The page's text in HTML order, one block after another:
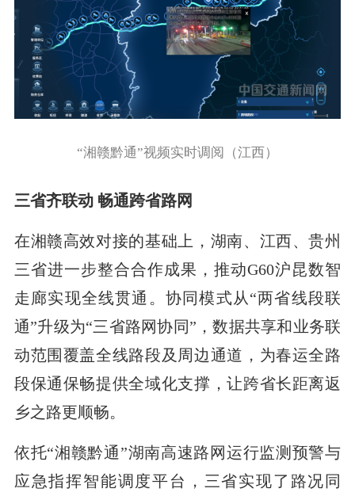
“湘赣黔通”视频实时调阅（江西）
三省齐联动 畅通跨省路网
在湘赣高效对接的基础上，湖南、江西、贵州
三省进一步整合合作成果，推动G60沪昆数智
走廊实现全线贯通。协同模式从“两省线段联
通”升级为“三省路网协同”，数据共享和业务联
动范围覆盖全线路段及周边通道，为春运全路
段保通保畅提供全域化支撑，让跨省长距离返
乡之路更顺畅。
依托“湘赣黔通”湖南高速路网运行监测预警与
应急指挥智能调度平台，三省实现了路况同